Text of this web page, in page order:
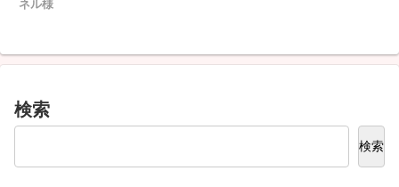
ネル様
検索
検索